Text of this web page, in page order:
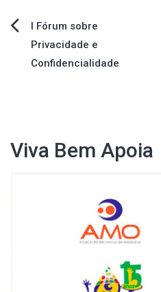
Navegação
de
I Fórum sobre
Privacidade e
Confidencialidade
Viva Bem Apoia